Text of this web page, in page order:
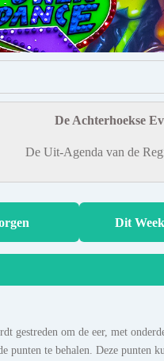
De Achterhoekse
De Uit-Agenda van de
Dit
gestreden om de eer, met
punten te behalen. Deze